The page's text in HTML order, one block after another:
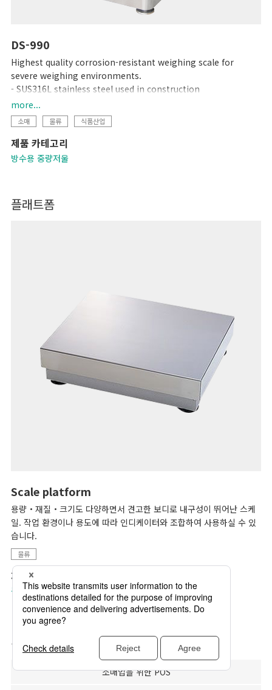
DS-990
Highest quality corrosion-resistant weighing scale for
severe weighing environments.
- SUS316L stainless steel used in construction
- Uses a hermetically sealed stainless steel load cell
- Built-in rechargeable battery and AC adaptor operation
more...
소매 물류 식품산업
제품 카테고리
방수용 중량저울
플래트폼
Scale platform
용량・재질・크기도 다양하면서 견고한 보디로 내구성이 뛰어난 스케
일. 작업 환경이나 용도에 따라 인디케이터와 조합하여 사용하실 수 있
습니다.
물류
제품 카테고리
플래트폼
산업용 저울와 다른 제품 범주 찾아보기
소매업을 위한 POS